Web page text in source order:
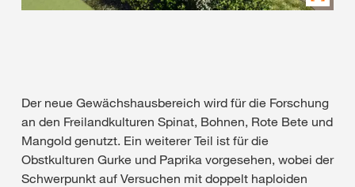
Der neue Gewächshausbereich wird für die Forschung
an den Freilandkulturen Spinat, Bohnen, Rote Bete und
Mangold genutzt. Ein weiterer Teil ist für die
Obstkulturen Gurke und Paprika vorgesehen, wobei der
Schwerpunkt auf Versuchen mit doppelt haploiden